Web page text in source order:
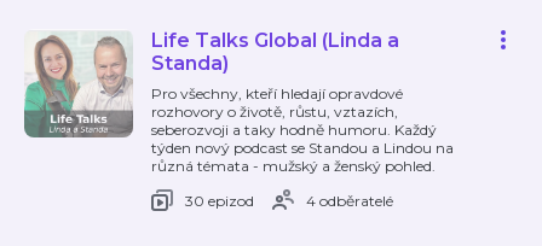
Life Talks Global (Linda a
Standa)
Pro všechny, kteří hledají opravdové
rozhovory o životě, růstu, vztazích,
seberozvoji a taky hodně humoru. Každý
týden nový podcast se Standou a Lindou na
různá témata - mužský a ženský pohled.
30 epizod
4 odběratelé